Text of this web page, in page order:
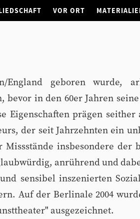
VOR ORT
geboren wurde,
bevor in den 60er Jahren
Eigenschaften prägen seither
der seit Jahrzehnten ein
insbesondere der
anrührend und
sensibel inszenierten
Auf der Berlinale 2004
ausgezeichnet.